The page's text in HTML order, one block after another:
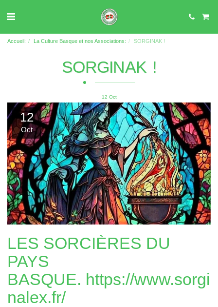
Accueil: La Culture Basque et nos Associations: SORGINAK !
SORGINAK !
12 Oct
12
Oct
LES SORCIÈRES DU
PAYS
BASQUE. https://www.sorgi
nalex.fr/